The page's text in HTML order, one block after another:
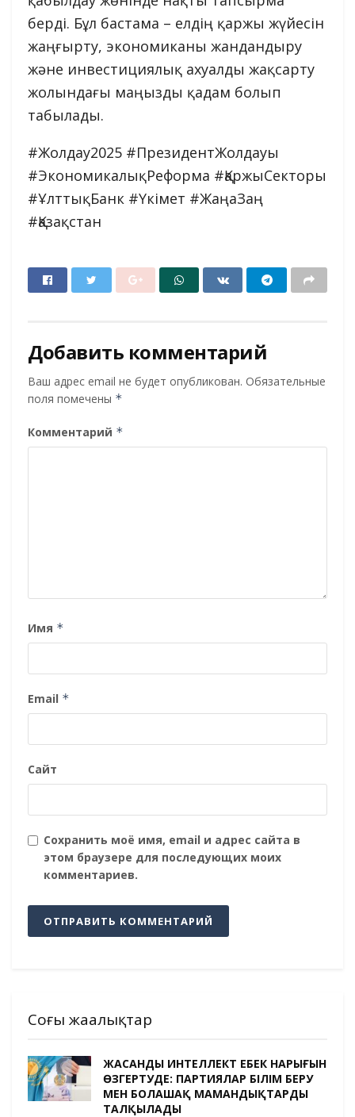
берді. Бұл бастама – елдің қаржы жүйесін
жаңғырту, экономиканы жандандыру
және инвестициялық ахуалды жақсарту
жолындағы маңызды қадам болып
табылады.
#Жолдау2025 #ПрезидентЖолдауы
#ЭкономикалықРеформа #ҚаржыСекторы
#ҰлттықБанк #Үкімет #ЖаңаЗаң
#Қазақстан
Добавить комментарий
Ваш адрес email не будет опубликован. Обязательные
поля помечены *
Комментарий *
Имя *
Email *
Сайт
Сохранить моё имя, email и адрес сайта в
этом браузере для последующих моих
комментариев.
Соңғы жаңалықтар
ЖАСАНДЫ ИНТЕЛЛЕКТ ЕҢБЕК НАРЫҒЫН
ӨЗГЕРТУДЕ: ПАРТИЯЛАР БІЛІМ БЕРУ
МЕН БОЛАШАҚ МАМАНДЫҚТАРДЫ
ТАЛҚЫЛАДЫ